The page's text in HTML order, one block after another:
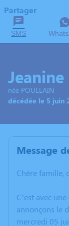
Partager
SMS
Jeanine
née POULLAIN
décédée le 5 juin
Message
Chère famille,
C’est avec
annonçons le
mercredi 05